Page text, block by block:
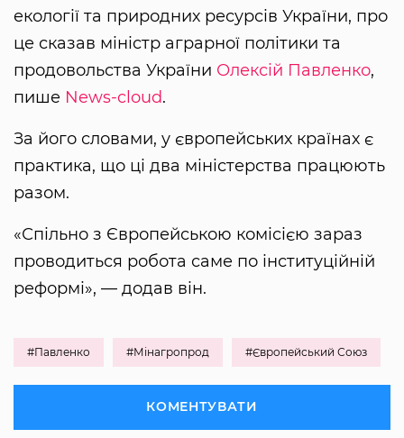
екології та природних ресурсів України, про
це сказав міністр аграрної політики та
продовольства України Олексій Павленко,
пише News-cloud.
За його словами, у європейських країнах є
практика, що ці два міністерства працюють
разом.
«Спільно з Європейською комісією зараз
проводиться робота саме по інституційній
реформі», — додав він.
#Павленко #Мінагропрод #Європейський Союз
КОМЕНТУВАТИ